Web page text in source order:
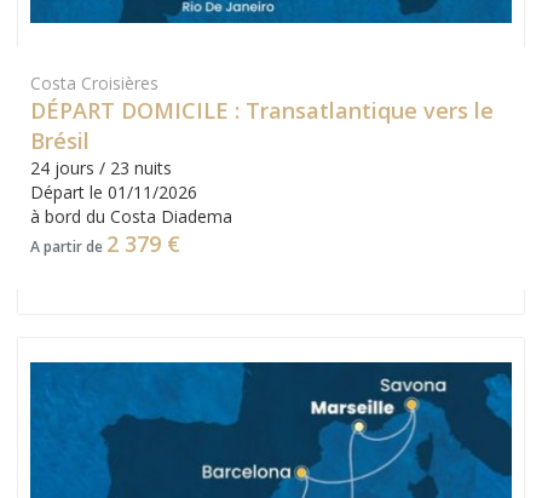
Costa Croisières
DÉPART DOMICILE : Transatlantique vers le
Brésil
24 jours / 23 nuits
Départ le 01/11/2026
à bord du Costa Diadema
A partir de 2 379 €